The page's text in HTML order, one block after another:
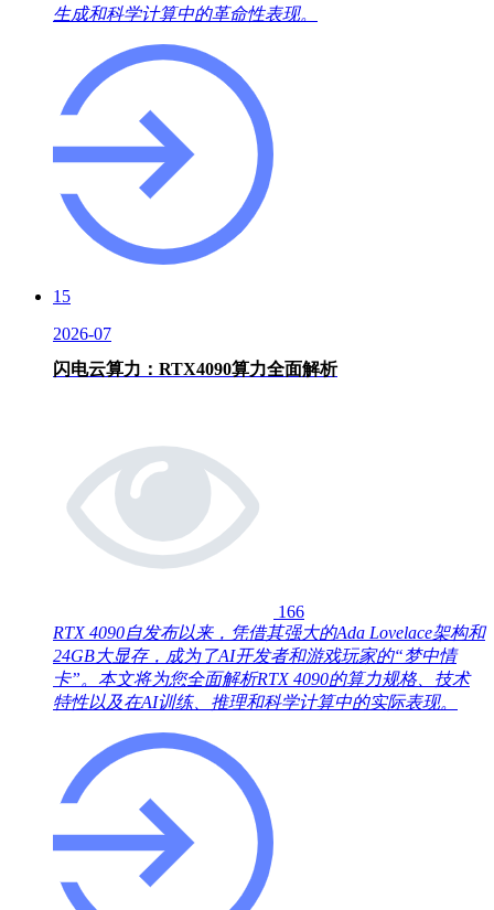
生成和科学计算中的革命性表现。
15
2026-07
闪电云算力：RTX4090算力全面解析
166
RTX 4090自发布以来，凭借其强大的Ada Lovelace架构和
24GB大显存，成为了AI开发者和游戏玩家的“梦中情
卡”。本文将为您全面解析RTX 4090的算力规格、技术
特性以及在AI训练、推理和科学计算中的实际表现。